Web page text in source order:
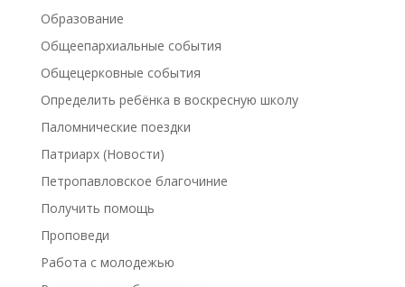
Образование
Общеепархиальные события
Общецерковные события
Определить ребёнка в воскресную школу
Паломнические поездки
Патриарх (Новости)
Петропавловское благочиние
Получить помощь
Проповеди
Работа с молодежью